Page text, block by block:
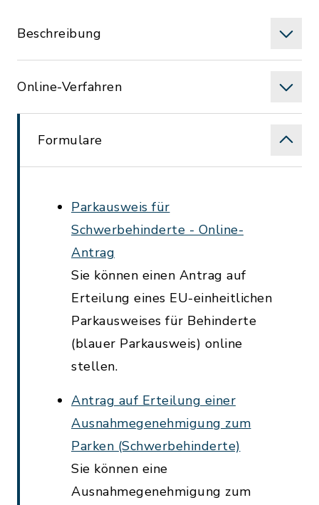
Beschreibung
Online-Verfahren
Formulare
Parkausweis für
Schwerbehinderte - Online-
Antrag
Sie können einen Antrag auf
Erteilung eines EU-einheitlichen
Parkausweises für Behinderte
(blauer Parkausweis) online
stellen.
Antrag auf Erteilung einer
Ausnahmegenehmigung zum
Parken (Schwerbehinderte)
Sie können eine
Ausnahmegenehmigung zum